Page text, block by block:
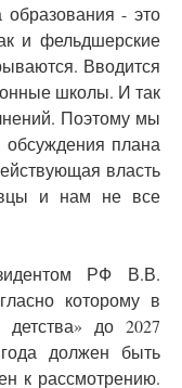
- это
и фельдшерские
Вводится
школы. И так
Поэтому мы
плана
власть
и нам не все
РФ В.В.
которому в
детства» до 2027
должен быть
к рассмотрению.